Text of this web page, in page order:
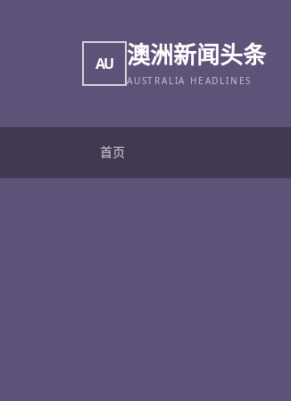
AU 澳洲新闻头条
AUSTRALIA HEADLINES
首页